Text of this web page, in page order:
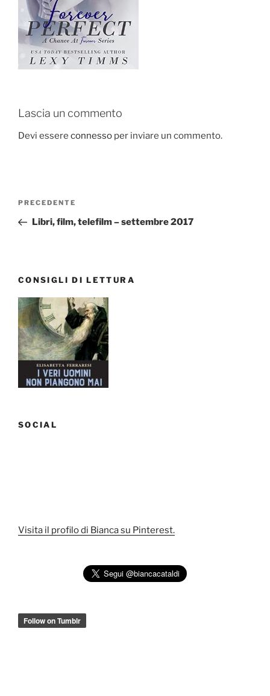
Lascia un commento
Devi essere connesso per inviare un commento.
Navigazione
Articolo
precedente:
PRECEDENTE
Libri, film, telefilm – settembre 2017
CONSIGLI DI LETTURA
SOCIAL
Visita il profilo di Bianca su Pinterest.